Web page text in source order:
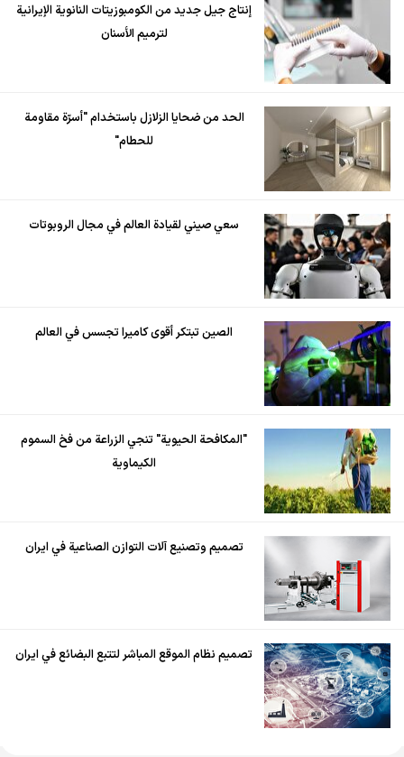
إنتاج جيل جديد من الكومبوزيتات النانوية الإيرانية
لترميم الأسنان
الحد من ضحايا الزلازل باستخدام "أسرّة مقاومة
للحطام"
سعي صيني لقيادة العالم في مجال الروبوتات
الصين تبتكر أقوى كاميرا تجسس في العالم
"المكافحة الحيوية" تنجي الزراعة من فخ السموم
الكيماوية
تصميم وتصنيع آلات التوازن الصناعية في ايران
تصميم نظام الموقع المباشر لتتبع البضائع في ايران